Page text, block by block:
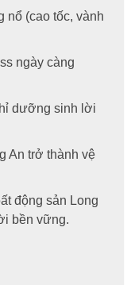
nổ (cao tốc, vành
ngày càng
dưỡng sinh lời
An trở thành vệ
động sản Long
bền vững.